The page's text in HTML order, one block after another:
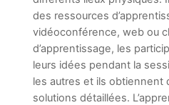
des ressources
vidéoconférence, web ou
d’apprentissage, les
leurs idées pendant la
les autres et ils obtiennent
solutions détaillées.